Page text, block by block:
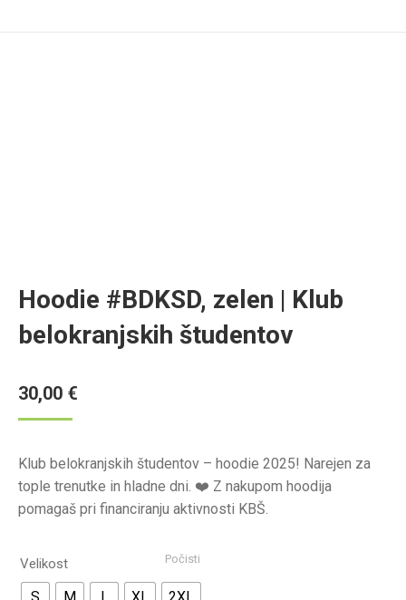
Hoodie #BDKSD, zelen | Klub
belokranjskih študentov
30,00 €
Klub belokranjskih študentov – hoodie 2025! Narejen za
tople trenutke in hladne dni. ❤️ Z nakupom hoodija
pomagaš pri financiranju aktivnosti KBŠ.
Velikost
S M L XL 2XL
Počisti